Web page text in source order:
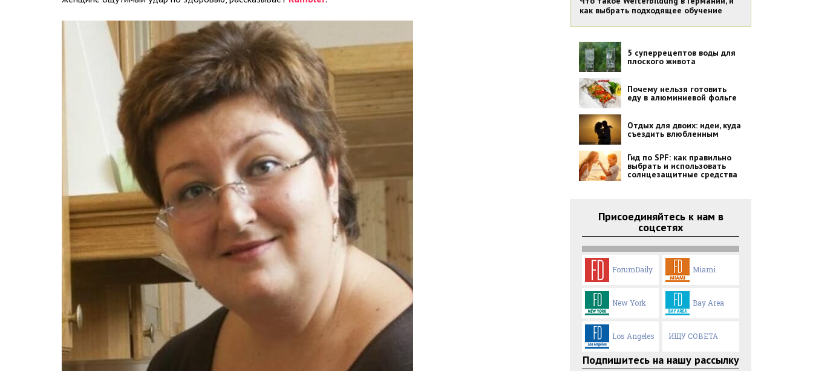
как выбрать подходящее обучение
5 суперрецептов воды для
плоского живота
Почему нельзя готовить
еду в алюминиевой фольге
Отдых для двоих: идеи, куда
съездить влюбленным
Гид по SPF: как правильно
выбрать и использовать
солнцезащитные средства
Присоединяйтесь к нам в
соцсетях
ForumDaily Miami
New York Bay Area
Los Angeles ИЩУ СОВЕТА
Подпишитесь на нашу рассылку